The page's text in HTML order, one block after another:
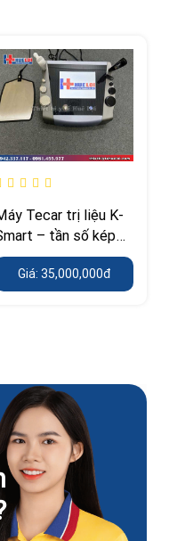
Tecar trị liệu K-
– tần số kép
448 kHz, công
suất 300 W
Giá: 35,000,000đ